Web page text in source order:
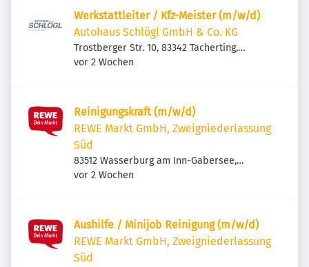
Werkstattleiter / Kfz-Meister (m/w/d)
Autohaus Schlögl GmbH & Co. KG
Trostberger Str. 10, 83342 Tacherting,
Deutschland
Veröffentlicht
vor 2 Wochen
Reinigungskraft (m/w/d)
REWE Markt GmbH, Zweigniederlassung
Süd
83512 Wasserburg am Inn-Gabersee,
Deutschland
Veröffentlicht
vor 2 Wochen
Aushilfe / Minijob Reinigung (m/w/d)
REWE Markt GmbH, Zweigniederlassung
Süd